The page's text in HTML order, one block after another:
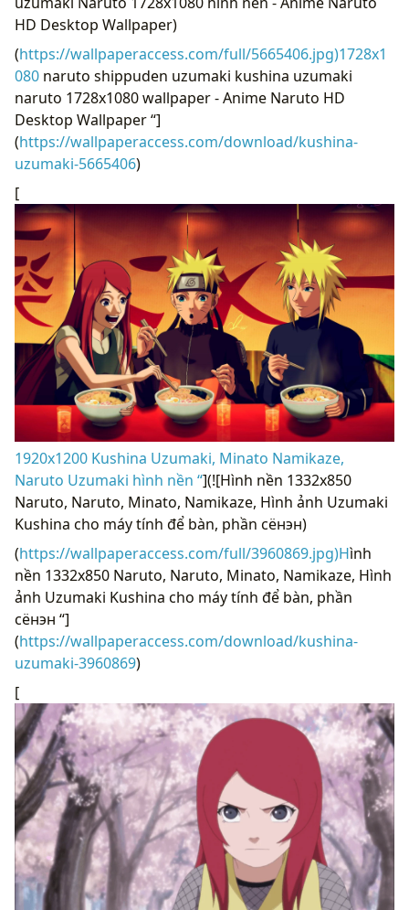
HD Desktop Wallpaper)
(https://wallpaperaccess.com/full/5665406.jpg)1728x1
080 naruto shippuden uzumaki kushina uzumaki
naruto 1728x1080 wallpaper - Anime Naruto HD
Desktop Wallpaper “]
(https://wallpaperaccess.com/download/kushina-
uzumaki-5665406)
[
1920x1200 Kushina Uzumaki, Minato Namikaze,
Naruto Uzumaki hình nền “](![Hình nền 1332x850
Naruto, Naruto, Minato, Namikaze, Hình ảnh Uzumaki
Kushina cho máy tính để bàn, phần сёнэн)
(https://wallpaperaccess.com/full/3960869.jpg)Hình
nền 1332x850 Naruto, Naruto, Minato, Namikaze, Hình
ảnh Uzumaki Kushina cho máy tính để bàn, phần
сёнэн “]
(https://wallpaperaccess.com/download/kushina-
uzumaki-3960869)
[